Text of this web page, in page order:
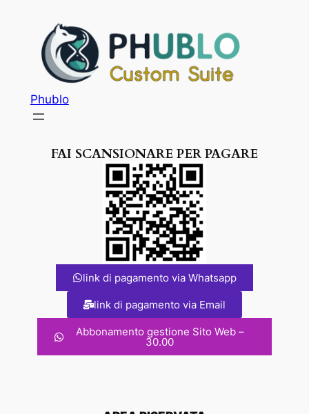
Phublo
FAI SCANSIONARE PER PAGARE
link di pagamento via Whatsapp
link di pagamento via Email
Abbonamento gestione Sito Web –
30.00